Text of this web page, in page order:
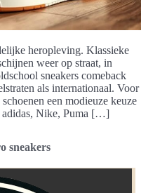
heropleving. Klassieke
weer op straat, in
sneakers comeback
als internationaal. Voor
een modieuze keuze
adidas, Nike, Puma […]
sneakers